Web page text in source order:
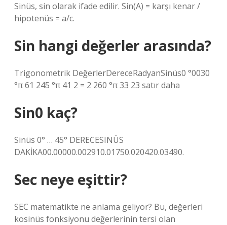
Sinüs, sin olarak ifade edilir. Sin(A) = karşı kenar /
hipotenüs = a/c.
Sin hangi değerler arasında?
Trigonometrik DeğerlerDereceRadyanSinüs0 °0030
°π 61 245 °π 41 2 = 2 260 °π 33 23 satır daha
Sin0 kaç?
Sinüs 0° … 45° DERECESINÜS
DAKİKA00.00000.002910.01750.020420.03490.
Sec neye eşittir?
SEC matematikte ne anlama geliyor? Bu, değerleri
kosinüs fonksiyonu değerlerinin tersi olan